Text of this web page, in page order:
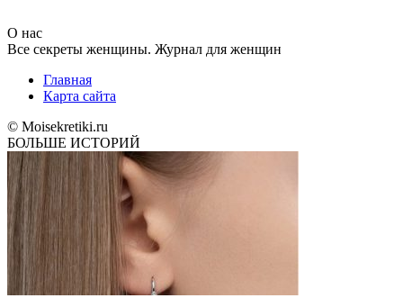
О нас
Все секреты женщины. Журнал для женщин
Главная
Карта сайта
© Moisekretiki.ru
БОЛЬШЕ ИСТОРИЙ